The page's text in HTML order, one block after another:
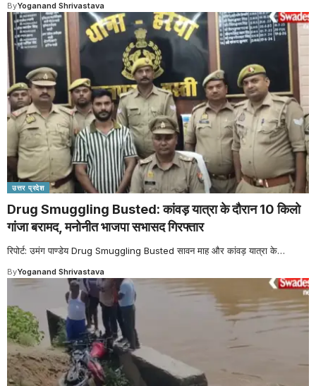
ByYoganand Shrivastava
उत्तर प्रदेश
Drug Smuggling Busted: कांवड़ यात्रा के दौरान 10 किलो
गांजा बरामद, मनोनीत भाजपा सभासद गिरफ्तार
रिपोर्ट: उमंग पाण्डेय Drug Smuggling Busted सावन माह और कांवड़ यात्रा के…
ByYoganand Shrivastava